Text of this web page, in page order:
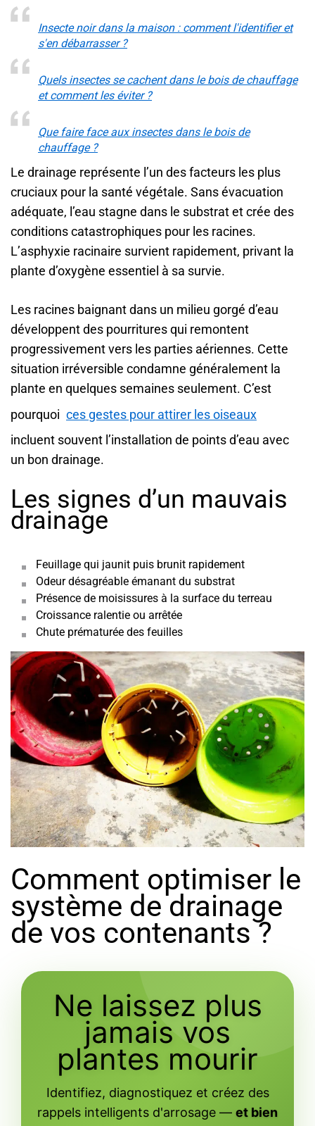
Insecte noir dans la maison : comment l'identifier et
s'en débarrasser ?
Quels insectes se cachent dans le bois de chauffage
et comment les éviter ?
Que faire face aux insectes dans le bois de
chauffage ?
Le drainage représente l’un des facteurs les plus
cruciaux pour la santé végétale. Sans évacuation
adéquate, l’eau stagne dans le substrat et crée des
conditions catastrophiques pour les racines.
L’asphyxie racinaire survient rapidement, privant la
plante d’oxygène essentiel à sa survie.
Les racines baignant dans un milieu gorgé d’eau
développent des pourritures qui remontent
progressivement vers les parties aériennes. Cette
situation irréversible condamne généralement la
plante en quelques semaines seulement. C’est
pourquoi ces gestes pour attirer les oiseaux
incluent souvent l’installation de points d’eau avec
un bon drainage.
Les signes d’un mauvais
drainage
Feuillage qui jaunit puis brunit rapidement
Odeur désagréable émanant du substrat
Présence de moisissures à la surface du terreau
Croissance ralentie ou arrêtée
Chute prématurée des feuilles
Comment optimiser le
système de drainage
de vos contenants ?
Ne laissez plus
jamais vos
plantes mourir
Identifiez, diagnostiquez et créez des
rappels intelligents d'arrosage — et bien